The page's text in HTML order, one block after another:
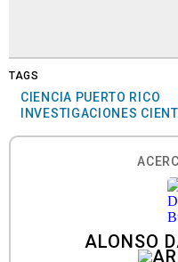
TAGS
CIENCIA PUERTO RICO
INVESTIGACIONES
ALONSO